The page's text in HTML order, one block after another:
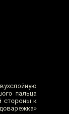
пальца
стороны к